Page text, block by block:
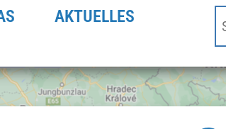
AKTUELLES